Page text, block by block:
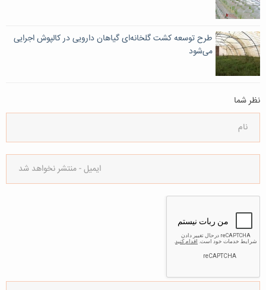
طرح توسعه کشت گلخانه‌ای گیاهان دارویی در کالپوش اجرایی
می‌شود
نظر شما